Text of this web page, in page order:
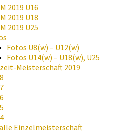
2019 U16
2019 U18
2019 U25
Fotos U8(w) – U12(w)
Fotos U14(w) – U18(w), U25
Meisterschaft 2019
Einzelmeisterschaft